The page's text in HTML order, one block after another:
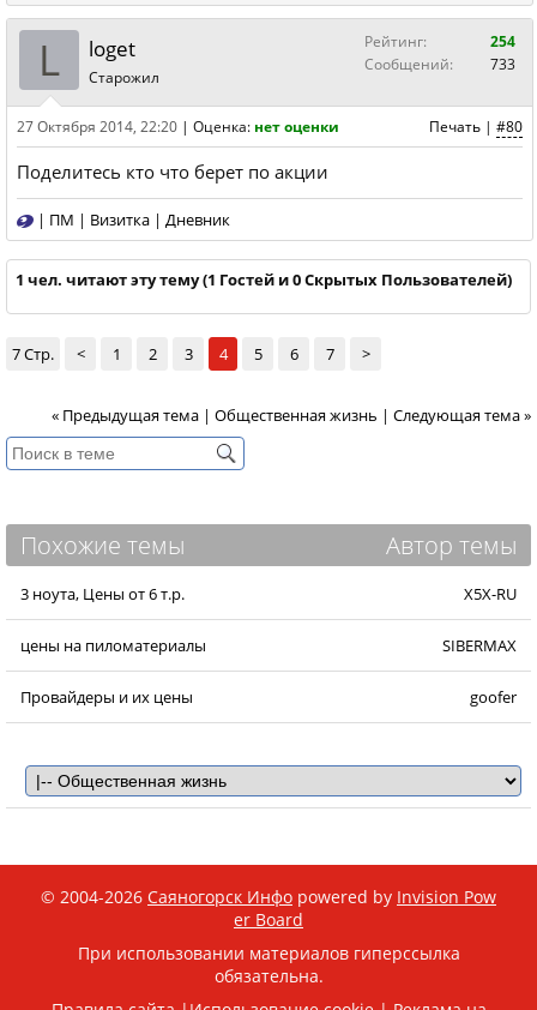
L loget
Старожил
Рейтинг:
254
Сообщений:
733
Печать | #80
27 Октября 2014, 22:20 | Оценка: нет оценки
Поделитесь кто что берет по акции
| ПМ | Визитка | Дневник
1 чел. читают эту тему (1 Гостей и 0 Скрытых Пользователей)
7 Стр. < 1 2 3 4 5 6 7 >
« Предыдущая тема | Общественная жизнь | Следующая тема »
Похожие темы Автор темы
3 ноута, Цены от 6 т.р. X5X-RU
цены на пиломатериалы SIBERMAX
Провайдеры и их цены goofer
© 2004-2026 Саяногорск Инфо powered by Invision Pow
er Board
При использовании материалов гиперссылка
обязательна.